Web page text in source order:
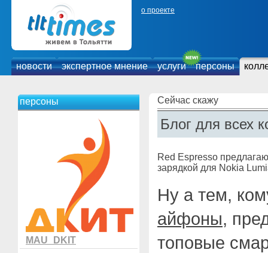
о проекте
новости экспертное мнение услуги персоны
персоны
MAU_DKIT
Сейчас скажу
Блог для всех
Red Espresso
зарядкой для Nokia
Ну а тем,
айфоны,
топовые